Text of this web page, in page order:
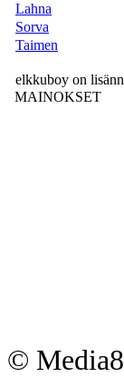
Lahna
Sorva
Taimen
elkkuboy on
MAINOKSET
©